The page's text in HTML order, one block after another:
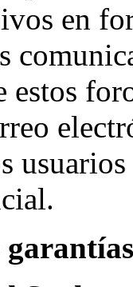
en
estos